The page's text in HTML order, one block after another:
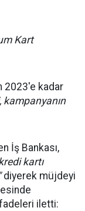
Kart
2023'e kadar
kampanyanın
İş Bankası,
kartı
diyerek müjdeyi
iletti: